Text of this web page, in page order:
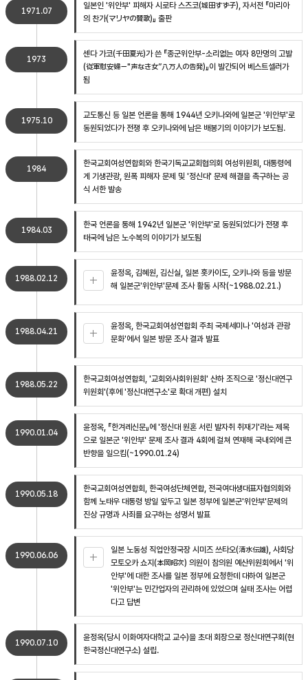
1971.07
일본인 '위안부' 피해자 시로타 스즈코(城田すず子), 자서전 『마리아
의 찬가(マリヤの賛歌)』 출판
1973
센다 가코(千田夏光)가 쓴 『종군위안부-소리없는 여자 8만명의 고발
(従軍慰安婦－"声なき女”八万人の告発)』이 발간되어 베스트셀러가
됨
1975.10
교도통신 등 일본 언론을 통해 1944년 오키나와에 일본군 '위안부'로
동원되었다가 전쟁 후 오키나와에 남은 배봉기의 이야기가 보도됨.
1984
한국교회여성연합회와 한국기독교교회협의회 여성위원회, 대통령에
게 기생관광, 원폭 피해자 문제 및 '정신대' 문제 해결을 촉구하는 공
식 서한 발송
1984.03
한국 언론을 통해 1942년 일본군 '위안부'로 동원되었다가 전쟁 후
태국에 남은 노수복의 이야기가 보도됨
1988.02.12
윤정옥, 김혜원, 김신실, 일본 홋카이도, 오키나와 등을 방문
해 일본군'위안부'문제 조사 활동 시작(~1988.02.21.)
1988.04.21
윤정옥, 한국교회여성연합회 주최 국제세미나 '여성과 관광
문화'에서 일본 방문 조사 결과 발표
1988.05.22
한국교회여성연합회, '교회와사회위원회' 산하 조직으로 '정신대연구
위원회'(후에 '정신대연구소'로 확대 개편) 설치
1990.01.04
윤정옥, 『한겨레신문』에 '정신대 원혼 서린 발자취 취재기'라는 제목
으로 일본군 '위안부' 문제 조사 결과 4회에 걸쳐 연재해 국내외에 큰
반향을 일으킴(~1990.01.24)
1990.05.18
한국교회여성연합회, 한국여성단체연합, 전국여대생대표자협의회와
함께 노태우 대통령 방일 앞두고 일본 정부에 일본군'위안부'문제의
진상 규명과 사죄를 요구하는 성명서 발표
1990.06.06
일본 노동성 직업안정국장 시미즈 쓰타오(清水伝雄), 사회당
모토오카 쇼지(本岡昭次) 의원이 참의원 예산위원회에서 '위
안부'에 대한 조사를 일본 정부에 요청한데 대하여 일본군
'위안부'는 민간업자의 관리하에 있었으며 실태 조사는 어렵
다고 답변
1990.07.10
윤정옥(당시 이화여자대학교 교수)을 초대 회장으로 정신대연구회(현
한국정신대연구소) 설립.